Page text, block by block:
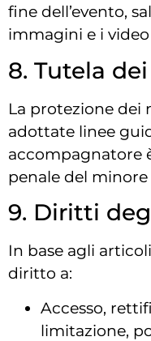
fine dell’evento,
immagini e i video
8. Tutela
La protezione dei
adottate linee
accompagnatore
penale del minore
9. Diritti
In base agli
diritto a:
Accesso,
limitazione,